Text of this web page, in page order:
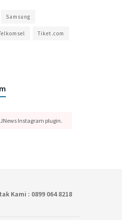
Samsung
Tiket.com
Instagram plugin.
Kami : 0899 064 8218